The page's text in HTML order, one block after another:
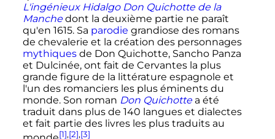
L'ingénieux Hidalgo Don Quichotte de la
Manchedont la deuxième partie ne paraît
qu'en 1615. Sa parodie grandiose des romans
de chevalerie et la création des personnages
mythiquesde Don Quichotte, Sancho Panza
et Dulcinée, ont fait de Cervantes la plus
grande figure de la littérature espagnole et
l'un des romanciers les plus éminents du
monde. Son roman Don Quichottea été
traduit dans plus de 140 langueset dialectes
et fait partie des livres les plus traduits au
[1],[2],[3]